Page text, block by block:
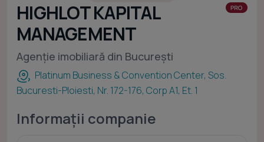
HIGHLOT KAPITAL
MANAGEMENT
Agenție imobiliară din București
Platinum Business & Convention Center, Sos.
Bucuresti-Ploiesti, Nr. 172-176, Corp A1, Et. 1
Informații companie